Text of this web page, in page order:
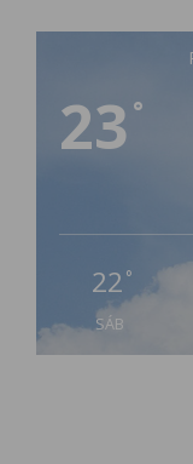
23 °
22 °
SÁB